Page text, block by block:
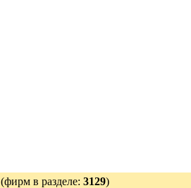
(фирм в разделе: 3129)